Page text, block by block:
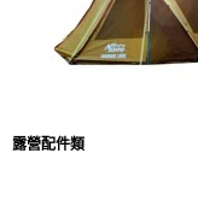
露營配件類